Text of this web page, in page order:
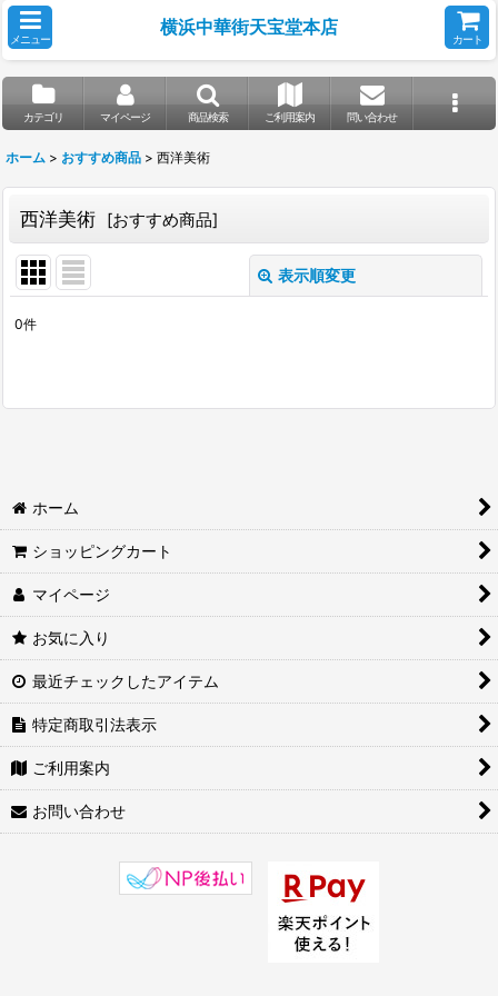
メニュー
横浜中華街天宝堂本店
カート
カテゴリ マイページ 商品検索 ご利用案内 問い合わせ
ホーム > おすすめ商品 > 西洋美術
西洋美術 [おすすめ商品]
表示順変更
0件
ホーム
ショッピングカート
マイページ
お気に入り
最近チェックしたアイテム
特定商取引法表示
ご利用案内
お問い合わせ